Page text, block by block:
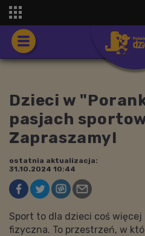
Dzieci w
pasjach
Zapraszamy!
ostatnia aktualizacja:
31.10.2024 10:44
Sport to dla dzieci coś
fizyczna. To przestrzeń, w